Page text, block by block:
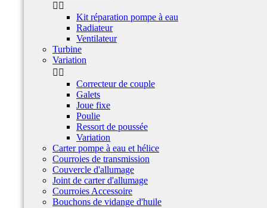
 
Kit réparation pompe à eau
Radiateur
Ventilateur
Turbine
Variation
 
Correcteur de couple
Galets
Joue fixe
Poulie
Ressort de poussée
Variation
Carter pompe à eau et hélice
Courroies de transmission
Couvercle d'allumage
Joint de carter d'allumage
Courroies Accessoire
Bouchons de vidange d'huile